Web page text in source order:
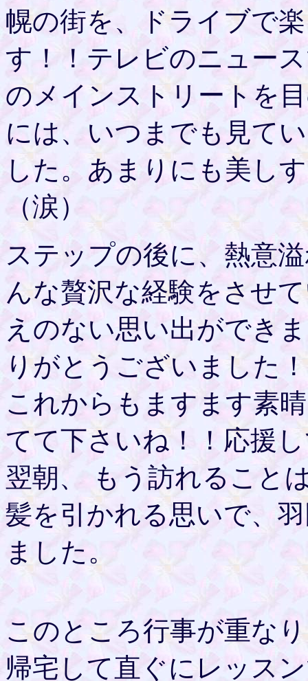
幌の街を、ドライブで
す！！テレビのニュー
のメインストリートを
には、いつまでも見て
した。あまりにも美し
（涙）
ステップの後に、熱意
んな贅沢な経験をさせ
えのない思い出ができ
りがとうございました！
これからもますます素
てて下さいね！！応援
翌朝、 もう訪れること
髪を引かれる思いで、
ました。
このところ行事が重な
帰宅して直ぐにレッス